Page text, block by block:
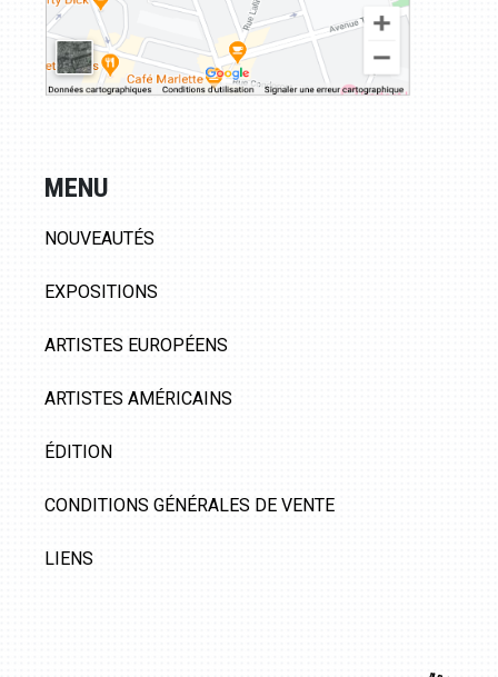
MENU
NOUVEAUTÉS
EXPOSITIONS
ARTISTES EUROPÉENS
ARTISTES AMÉRICAINS
ÉDITION
CONDITIONS GÉNÉRALES DE VENTE
LIENS